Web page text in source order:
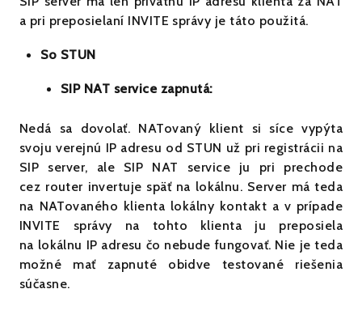
a pri preposielaní INVITE správy je táto použitá.
So STUN
SIP NAT service zapnutá:
Nedá sa dovolať. NATovaný klient si síce vypýta
svoju verejnú IP adresu od STUN už pri registrácii na
SIP server, ale SIP NAT service ju pri prechode
cez router invertuje späť na lokálnu. Server má teda
na NATovaného klienta lokálny kontakt a v prípade
INVITE správy na tohto klienta ju preposiela
na lokálnu IP adresu čo nebude fungovať. Nie je teda
možné mať zapnuté obidve testované riešenia
súčasne.